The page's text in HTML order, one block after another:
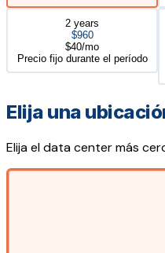
2 years
$960
$40/mo
Precio fijo durante el período
Elija una
Elija el data center más